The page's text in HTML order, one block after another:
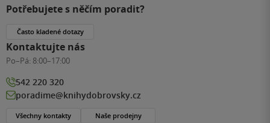
Potřebujete s něčím poradit?
Často kladené dotazy
Kontaktujte nás
Po–Pá: 8:00–17:00
542 220 320
poradime@knihydobrovsky.cz
Všechny kontakty Naše prodejny